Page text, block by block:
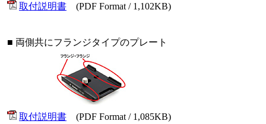
取付説明書 (PDF Format / 1,102KB)
■ 両側共にフランジタイプのプレート
取付説明書 (PDF Format / 1,085KB)